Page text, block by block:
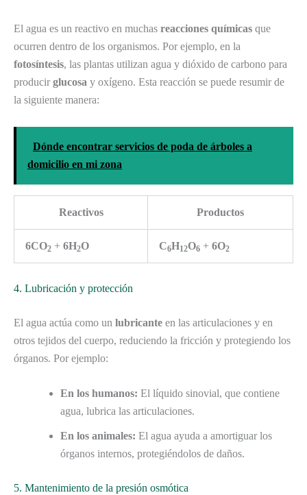
El agua es un reactivo en muchas reacciones químicas que
ocurren dentro de los organismos. Por ejemplo, en la
fotosíntesis, las plantas utilizan agua y dióxido de carbono para
producir glucosa y oxígeno. Esta reacción se puede resumir de
la siguiente manera:
Dónde encontrar servicios de poda de árboles a
domicilio en mi zona
Reactivos Productos
6CO2 + 6H2O C6H12O6 + 6O2
4. Lubricación y protección
El agua actúa como un lubricante en las articulaciones y en
otros tejidos del cuerpo, reduciendo la fricción y protegiendo los
órganos. Por ejemplo:
En los humanos: El líquido sinovial, que contiene
agua, lubrica las articulaciones.
En los animales: El agua ayuda a amortiguar los
órganos internos, protegiéndolos de daños.
5. Mantenimiento de la presión osmótica